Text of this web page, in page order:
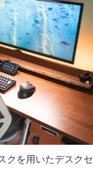
クを用いたデスク